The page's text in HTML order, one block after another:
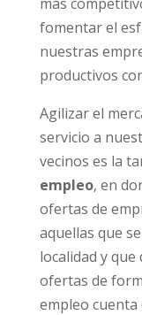
fomentar el
nuestras
productivos
Agilizar el
servicio a
vecinos es la
empleo, en
ofertas de
aquellas que
localidad y
ofertas de
empleo